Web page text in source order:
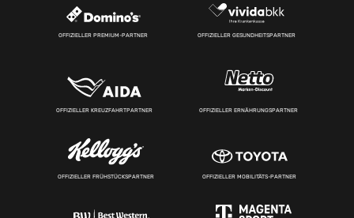
OFFIZIELLER PREMIUM-PARTNER OFFIZIELLER GESUNDHEITSPARTNER
OFFIZIELLER KREUZFAHRTPARTNER OFFIZIELLER ERNÄHRUNGSPARTNER
OFFIZIELLER FRÜHSTÜCKSPARTNER OFFIZIELLER MOBILITÄTS-PARTNER